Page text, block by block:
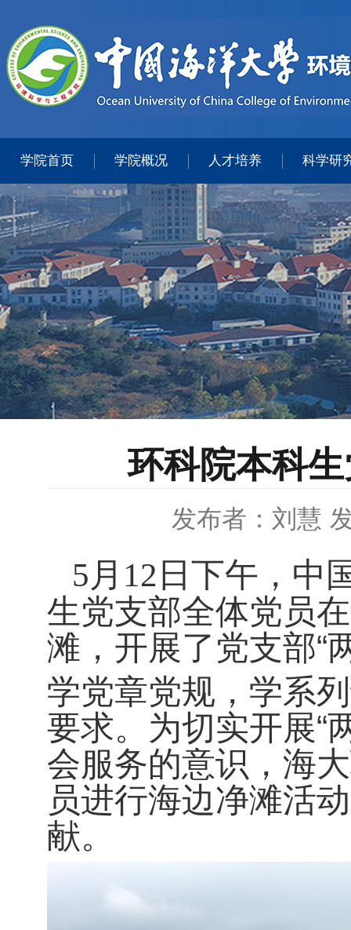
学院首页 学院概况 人才培养 科学研
环科院本科
发布者：刘慧
5 月 12 日下午，中
生党支部全体党员
滩，开展了党支部“
学党章党规，学系
要求。为切实开展“
会服务的意识，海
员进行海边净滩活
献。